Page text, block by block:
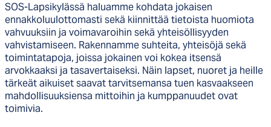
SOS-Lapsikylässä haluamme kohdata jokaisen
ennakkoluulottomasti sekä kiinnittää tietoista huomiota
vahvuuksiin ja voimavaroihin sekä yhteisöllisyyden
vahvistamiseen. Rakennamme suhteita, yhteisöjä sekä
toimintatapoja, joissa jokainen voi kokea itsensä
arvokkaaksi ja tasavertaiseksi. Näin lapset, nuoret ja heille
tärkeät aikuiset saavat tarvitsemansa tuen kasvaakseen
mahdollisuuksiensa mittoihin ja kumppanuudet ovat
toimivia.